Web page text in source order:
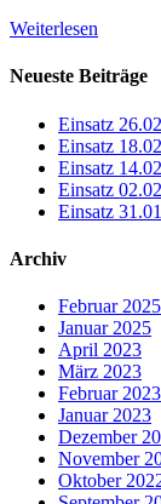
Weiterlesen
Neueste Beiträge
Einsatz
Einsatz
Einsatz
Einsatz
Einsatz
Archiv
Februar 2025
Januar 2025
April 2023
März 2023
Februar 2023
Januar 2023
Dezember
November
Oktober